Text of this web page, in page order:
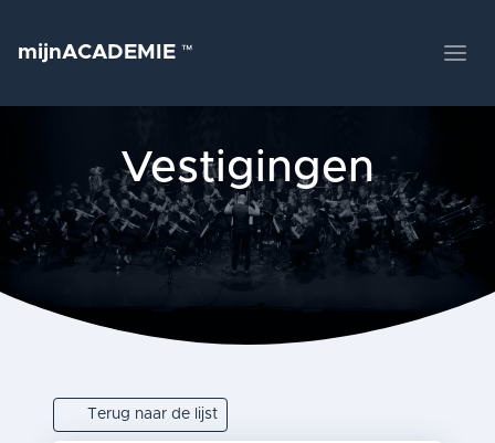
mijnACADEMIE ™
Vestigingen
Terug naar de lijst